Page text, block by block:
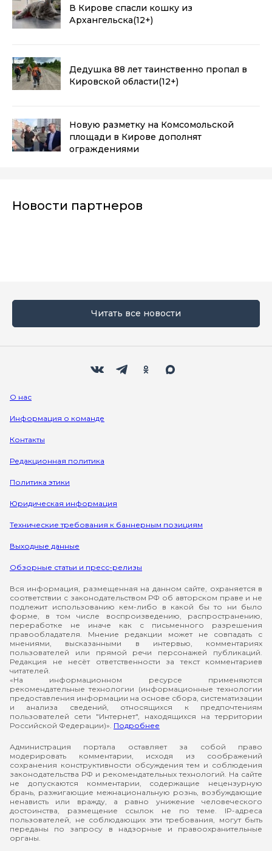
В Кирове спасли кошку из
Архангельска(12+)
Дедушка 88 лет таинственно пропал в
Кировской области(12+)
Новую разметку на Комсомольской
площади в Кирове дополнят
ограждениями
Новости партнеров
Читать все новости
О нас
Информация о команде
Контакты
Редакционная политика
Политика этики
Юридическая информация
Технические требования к баннерным позициям
Выходные данные
Обзорные статьи и пресс-релизы
Вся информация, размещенная на данном сайте, охраняется в
соответствии с законодательством РФ об авторском праве и не
подлежит использованию кем-либо в какой бы то ни было
форме, в том числе воспроизведению, распространению,
переработке не иначе как с письменного разрешения
правообладателя. Мнение редакции может не совпадать с
мнениями, высказанными в интервью, комментариях
пользователей или прямой речи персонажей публикаций.
Редакция не несёт ответственности за текст комментариев
читателей.
«На информационном ресурсе применяются
рекомендательные технологии (информационные технологии
предоставления информации на основе сбора, систематизации
и анализа сведений, относящихся к предпочтениям
пользователей сети "Интернет", находящихся на территории
Российской Федерации)». Подробнее
Администрация портала оставляет за собой право
модерировать комментарии, исходя из соображений
сохранения конструктивности обсуждения тем и соблюдения
законодательства РФ и рекомендательных технологий. На сайте
не допускаются комментарии, содержащие нецензурную
брань, разжигающие межнациональную рознь, возбуждающие
ненависть или вражду, а равно унижение человеческого
достоинства, размещение ссылок не по теме. IP-адреса
пользователей, не соблюдающих эти требования, могут быть
переданы по запросу в надзорные и правоохранительные
органы.